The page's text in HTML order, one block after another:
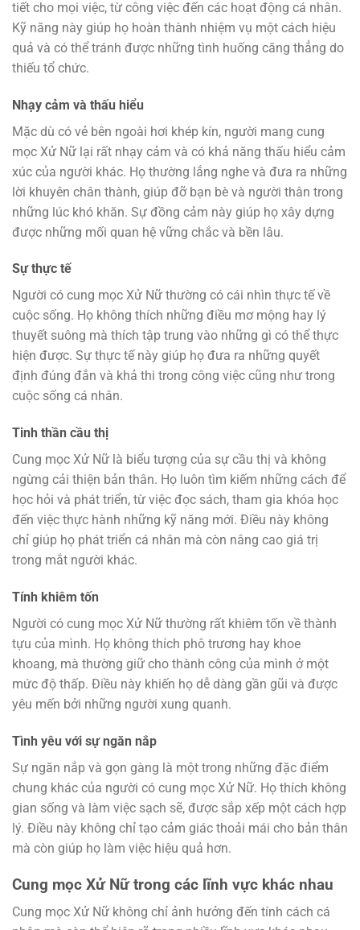
tiết cho mọi việc, từ công việc đến các hoạt động cá nhân.
Kỹ năng này giúp họ hoàn thành nhiệm vụ một cách hiệu
quả và có thể tránh được những tình huống căng thẳng do
thiếu tổ chức.
Nhạy cảm và thấu hiểu
Mặc dù có vẻ bên ngoài hơi khép kín, người mang cung
mọc Xử Nữ lại rất nhạy cảm và có khả năng thấu hiểu cảm
xúc của người khác. Họ thường lắng nghe và đưa ra những
lời khuyên chân thành, giúp đỡ bạn bè và người thân trong
những lúc khó khăn. Sự đồng cảm này giúp họ xây dựng
được những mối quan hệ vững chắc và bền lâu.
Sự thực tế
Người có cung mọc Xử Nữ thường có cái nhìn thực tế về
cuộc sống. Họ không thích những điều mơ mộng hay lý
thuyết suông mà thích tập trung vào những gì có thể thực
hiện được. Sự thực tế này giúp họ đưa ra những quyết
định đúng đắn và khả thi trong công việc cũng như trong
cuộc sống cá nhân.
Tinh thần cầu thị
Cung mọc Xử Nữ là biểu tượng của sự cầu thị và không
ngừng cải thiện bản thân. Họ luôn tìm kiếm những cách để
học hỏi và phát triển, từ việc đọc sách, tham gia khóa học
đến việc thực hành những kỹ năng mới. Điều này không
chỉ giúp họ phát triển cá nhân mà còn nâng cao giá trị
trong mắt người khác.
Tính khiêm tốn
Người có cung mọc Xử Nữ thường rất khiêm tốn về thành
tựu của mình. Họ không thích phô trương hay khoe
khoang, mà thường giữ cho thành công của mình ở một
mức độ thấp. Điều này khiến họ dễ dàng gần gũi và được
yêu mến bởi những người xung quanh.
Tình yêu với sự ngăn nắp
Sự ngăn nắp và gọn gàng là một trong những đặc điểm
chung khác của người có cung mọc Xử Nữ. Họ thích không
gian sống và làm việc sạch sẽ, được sắp xếp một cách hợp
lý. Điều này không chỉ tạo cảm giác thoải mái cho bản thân
mà còn giúp họ làm việc hiệu quả hơn.
Cung mọc Xử Nữ trong các lĩnh vực khác nhau
Cung mọc Xử Nữ không chỉ ảnh hưởng đến tính cách cá